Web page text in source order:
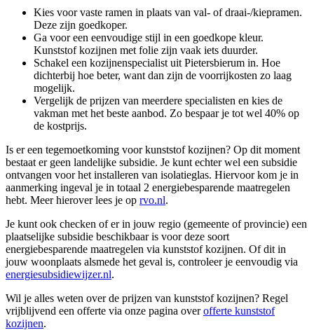
Kies voor vaste ramen in plaats van val- of draai-/kiepramen.
Deze zijn goedkoper.
Ga voor een eenvoudige stijl in een goedkope kleur.
Kunststof kozijnen met folie zijn vaak iets duurder.
Schakel een kozijnenspecialist uit Pietersbierum in. Hoe
dichterbij hoe beter, want dan zijn de voorrijkosten zo laag
mogelijk.
Vergelijk de prijzen van meerdere specialisten en kies de
vakman met het beste aanbod. Zo bespaar je tot wel 40% op
de kostprijs.
Is er een tegemoetkoming voor kunststof kozijnen? Op dit moment
bestaat er geen landelijke subsidie. Je kunt echter wel een subsidie
ontvangen voor het installeren van isolatieglas. Hiervoor kom je in
aanmerking ingeval je in totaal 2 energiebesparende maatregelen
hebt. Meer hierover lees je op rvo.nl.
Je kunt ook checken of er in jouw regio (gemeente of provincie) een
plaatselijke subsidie beschikbaar is voor deze soort
energiebesparende maatregelen via kunststof kozijnen. Of dit in
jouw woonplaats alsmede het geval is, controleer je eenvoudig via
energiesubsidiewijzer.nl.
Wil je alles weten over de prijzen van kunststof kozijnen? Regel
vrijblijvend een offerte via onze pagina overofferte kunststof
kozijnen.